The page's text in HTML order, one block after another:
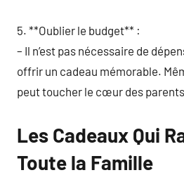
5. **Oublier le budget** :
– Il n’est pas nécessaire de
offrir un cadeau mémorable.
peut toucher le cœur des
Les Cadeaux Qui
Toute la Famille